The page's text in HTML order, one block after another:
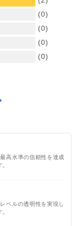
(0)
(0)
(0)
(0)
高水準の信頼性を達成
ベルの透明性を実現し